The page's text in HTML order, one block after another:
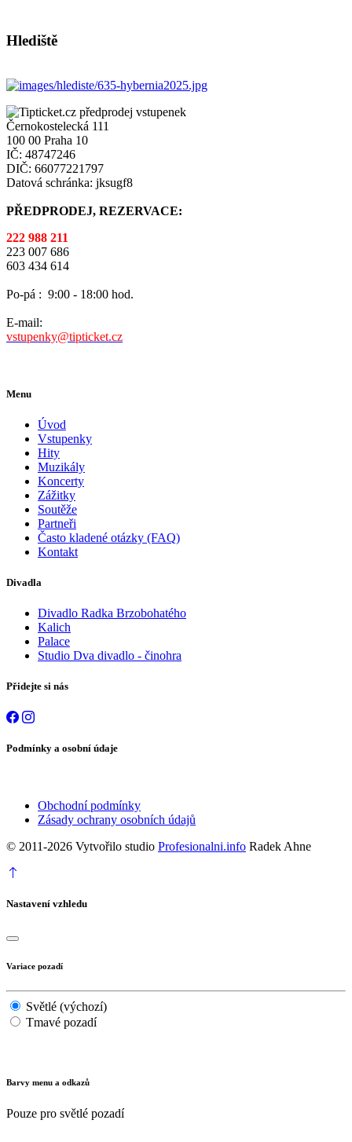
Hlediště
Černokostelecká 111
100 00 Praha 10
IČ: 48747246
DIČ: 66077221797
Datová schránka: jksugf8
PŘEDPRODEJ, REZERVACE:
222 988 211
223 007 686
603 434 614
Po-pá : 9:00 - 18:00 hod.
E-mail:
vstupenky@tipticket.cz
Menu
Úvod
Vstupenky
Hity
Muzikály
Koncerty
Zážitky
Soutěže
Partneři
Často kladené otázky (FAQ)
Kontakt
Divadla
Divadlo Radka Brzobohatého
Kalich
Palace
Studio Dva divadlo - činohra
Přidejte si nás
Podmínky a osobní údaje
Obchodní podmínky
Zásady ochrany osobních údajů
© 2011-2026 Vytvořilo studio Profesionalni.info Radek Ahne
Nastavení vzhledu
Variace pozadí
Světlé (výchozí)
Tmavé pozadí
Barvy menu a odkazů
Pouze pro světlé pozadí